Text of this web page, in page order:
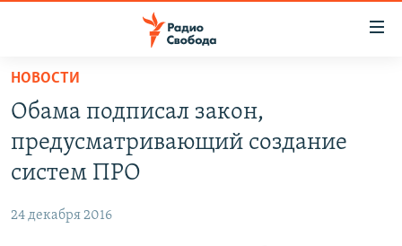
упрощенного
доступа
основному
Вернутся
ПРОГРАММЫ
АВТОРСКИЕ ПРОЕКТЫ
МНЕНИЯ
НОВОСТИ
Обама подписал закон,
предусматривающий создание
систем ПРО
24 декабря 2016